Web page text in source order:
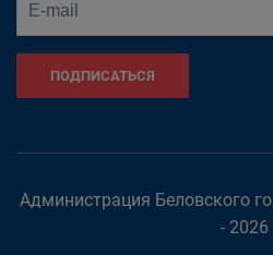
ПОДПИСАТЬСЯ
Администрация Беловского
- 2026